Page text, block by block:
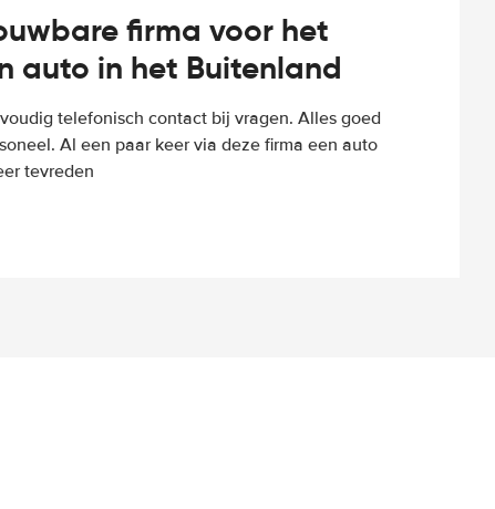
firma voor het
auto in het Buitenland
telefonisch contact bij vragen. Alles goed
Al een paar keer via deze firma een auto
tevreden